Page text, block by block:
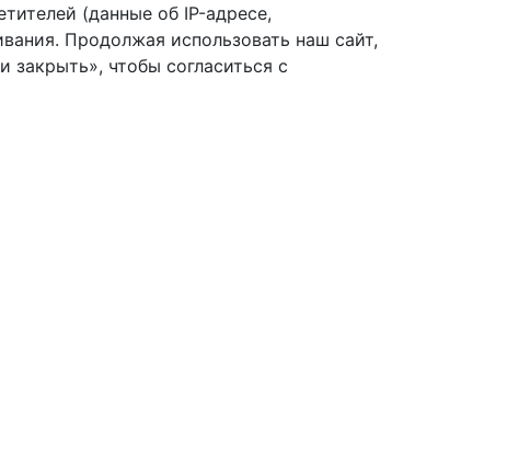
(данные об IP-адресе,
Продолжая использовать наш сайт,
закрыть», чтобы согласиться с